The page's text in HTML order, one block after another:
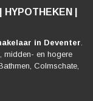
|
in Deventer.
midden- en hogere
Colmschate,